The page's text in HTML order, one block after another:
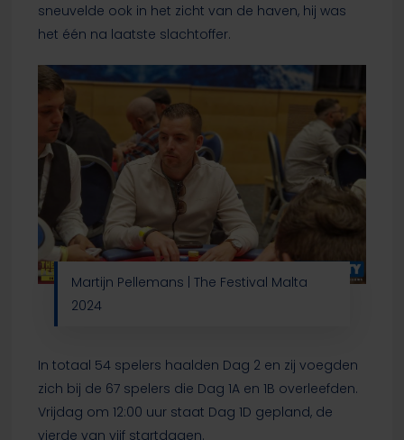
sneuvelde ook in het zicht van de haven, hij was
het één na laatste slachtoffer.
Martijn Pellemans | The Festival Malta
2024
In totaal 54 spelers haalden Dag 2 en zij voegden
zich bij de 67 spelers die Dag 1A en 1B overleefden.
Vrijdag om 12:00 uur staat Dag 1D gepland, de
vierde van vijf startdagen.